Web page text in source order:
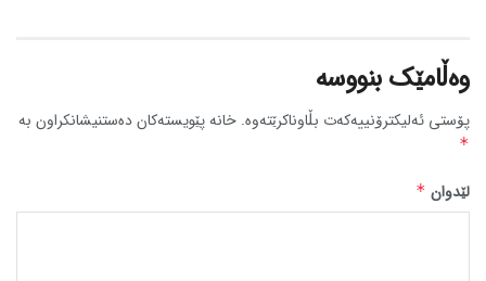
وەڵامێک بنووسە
پۆستی ئەلیکترۆنییەکەت بڵاوناکرێتەوە. خانە پێویستەکان دەستنیشانکراون بە
*
لێدوان *